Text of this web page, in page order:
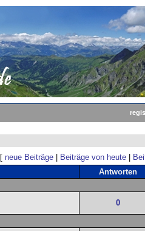
[neue Beiträge Beiträge von heute
Antworten
0